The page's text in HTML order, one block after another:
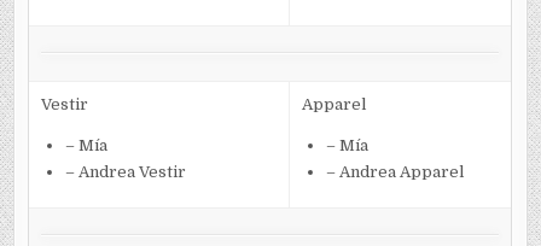
Vestir
– Mía
– Andrea Vestir
Apparel
– Mía
– Andrea Apparel